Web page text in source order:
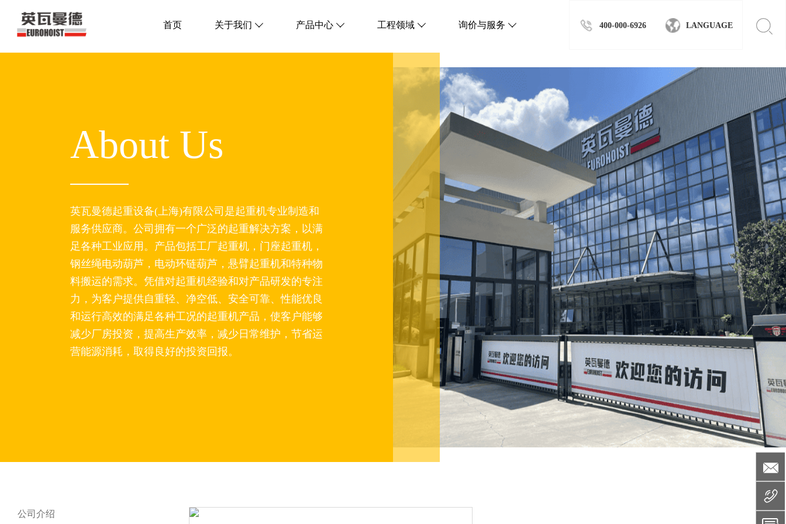
首页 关于我们  产品中心  工程领域  询价与服务  400-000-6926 LANGUAGE
About Us
英瓦曼德起重设备(上海)有限公司是起重机专业制造和
服务供应商。公司拥有一个广泛的起重解决方案，以满
足各种工业应用。产品包括工厂起重机，门座起重机，
钢丝绳电动葫芦，电动环链葫芦，悬臂起重机和特种物
料搬运的需求。凭借对起重机经验和对产品研发的专注
力，为客户提供自重轻、净空低、安全可靠、性能优良
和运行高效的满足各种工况的起重机产品，使客户能够
减少厂房投资，提高生产效率，减少日常维护，节省运
营能源消耗，取得良好的投资回报。
公司介绍